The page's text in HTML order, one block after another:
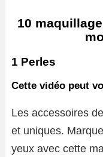
10
1 Perles
Cette vidéo peut
Les accessoires
et uniques.
yeux avec cette